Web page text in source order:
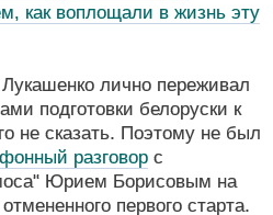
как воплощали в жизнь эту
лично переживал
подготовки белоруски к
не сказать. Поэтому не был
разговор с
Юрием Борисовым на
первого старта.